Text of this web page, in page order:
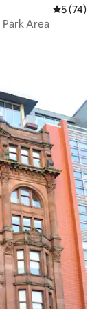
5 (74)
Area